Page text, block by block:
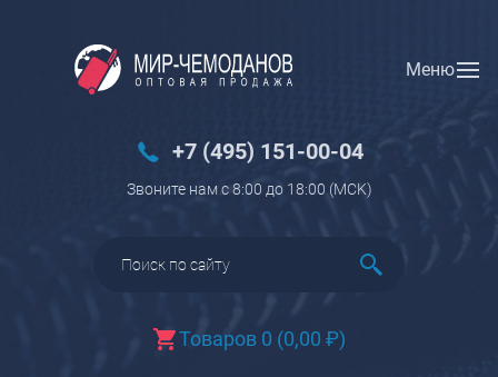
Меню
+7 (495) 151-00-04
Звоните нам с 8:00 до 18:00 (МCK)
Товаров 0 (0,00 ₽)
Вход Регистрация
Багаж
Чемоданы
Чемоданы детские
Пилоты на колесах